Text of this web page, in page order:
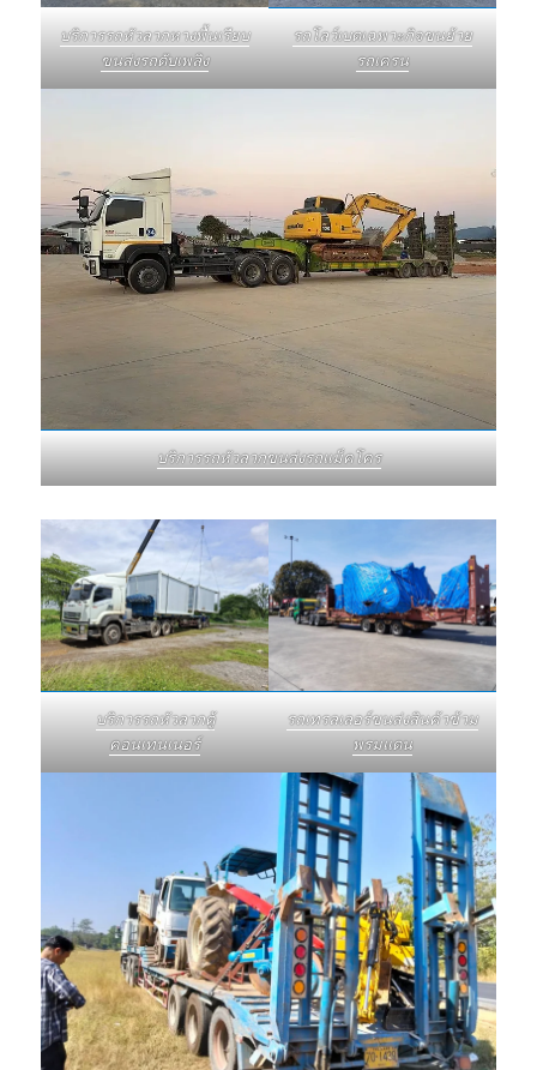
บริการรถหัวลากหางพื้นเรียบ
ขนส่งรถดับเพลิง
รถโลว์เบดเฉพาะกิจขนย้าย
รถเครน
บริการรถหัวลากขนส่งรถแม็คโคร
บริการรถหัวลากตู้
คอนเทนเนอร์
รถเทรลเลอร์ขนส่งสินค้าข้าม
พรมแดน